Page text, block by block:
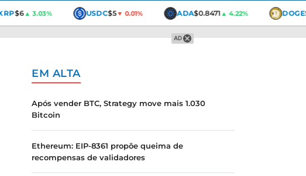
$6▲ 3.03% USDC$5▼ 0.01% ADA$0.8471▲ 4.22% DOGE
AD
EM ALTA
Após vender BTC, Strategy move mais 1.030
Bitcoin
Ethereum: EIP-8361 propõe queima de
recompensas de validadores